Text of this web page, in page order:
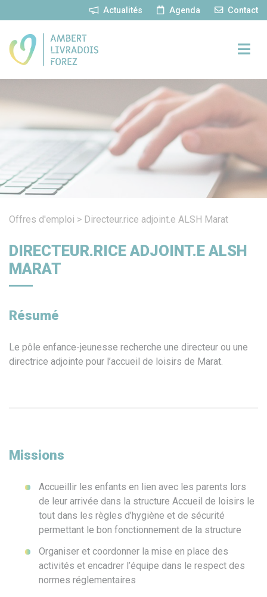
Actualités Agenda Contact
Offres d'emploi > Directeur.rice adjoint.e ALSH Marat
DIRECTEUR.RICE ADJOINT.E ALSH
MARAT
Résumé
Le pôle enfance-jeunesse recherche une directeur ou une
directrice adjointe pour l’accueil de loisirs de Marat.
Missions
Accueillir les enfants en lien avec les parents lors
de leur arrivée dans la structure Accueil de loisirs le
tout dans les règles d’hygiène et de sécurité
permettant le bon fonctionnement de la structure
Organiser et coordonner la mise en place des
activités et encadrer l’équipe dans le respect des
normes réglementaires
Panneau de gestion des cookies